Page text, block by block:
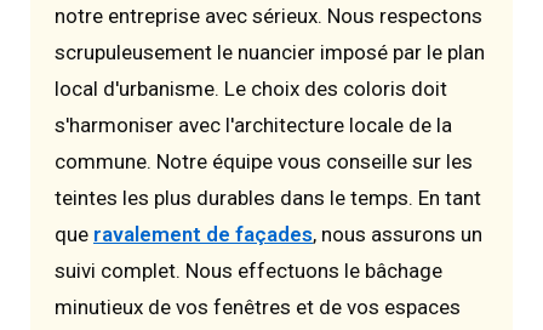
notre entreprise avec sérieux. Nous respectons
scrupuleusement le nuancier imposé par le plan
local d'urbanisme. Le choix des coloris doit
s'harmoniser avec l'architecture locale de la
commune. Notre équipe vous conseille sur les
teintes les plus durables dans le temps. En tant
que ravalement de façades, nous assurons un
suivi complet. Nous effectuons le bâchage
minutieux de vos fenêtres et de vos espaces